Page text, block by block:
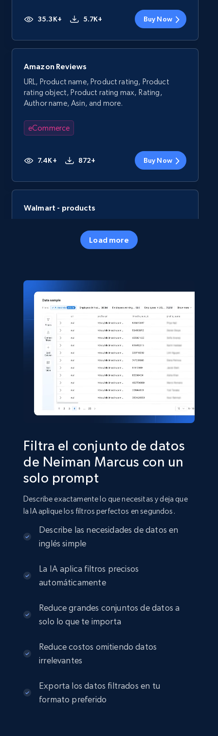
35.3K+ 5.7K+ Buy Now
Amazon Reviews
URL, Product name, Product rating, Product
rating object, Product rating max, Rating,
Author name, Asin, and more.
eCommerce
7.4K+ 872+ Buy Now
Walmart - products
Specifications, Image urls, Top reviews, and
5.6K+
TikTok Shop
URL, Title, Available, Description, Currency, Initial
price, Final price, Discount percent, and more.
eCommerce
Shein- Products
Product name, Description, Initial price, Final
price, Currency, In stock, Color, Size, and more.
eCommerce
Amazon sellers info
Seller id, URL, Seller name, Description, Detailed
eCommerce
Load more
Filtra el conjunto de datos
de Neiman Marcus con un
solo prompt
Describe exactamente lo que necesitas y deja que
la IA aplique los filtros perfectos en segundos.
Describe las necesidades de datos en
inglés simple
La IA aplica filtros precisos
automáticamente
Reduce grandes conjuntos de datos a
solo lo que te importa
Reduce costos omitiendo datos
irrelevantes
Exporta los datos filtrados en tu
formato preferido